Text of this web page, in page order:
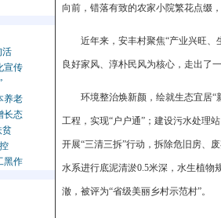
活
宣传
养老
长态
贫
黑作
向前，错落有致的农家小院繁花点缀
近年来，安丰村聚焦“产业兴旺
良好家风、淳朴民风为核心，走出了
环境整治焕新颜，绘就生态宜居
工程，实现“户户通”；建设污水处理
开展“三清三拆”行动，拆除危旧房、
水系进行底泥清淤0.5米深，水生植物
澈，被评为“省级美丽乡村示范村”。